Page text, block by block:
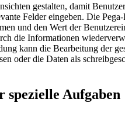
gestalten, damit
Felder eingeben. Die
und den Wert der
die Informationen
kann die Bearbeitung der
oder die Daten als
spezielle Aufgaben